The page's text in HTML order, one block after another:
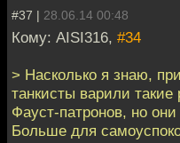
#37 | 28.06.14 00:48
Кому: AISI316, #34
> Насколько я знаю,
танкисты варили
Фауст-патронов, но
Больше для